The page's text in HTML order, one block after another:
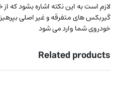
لازم است به این نکته اشاره بشود که
گیربکس های متفرقه و غیر اصلی
خودروی شما وارد می شود
Related products